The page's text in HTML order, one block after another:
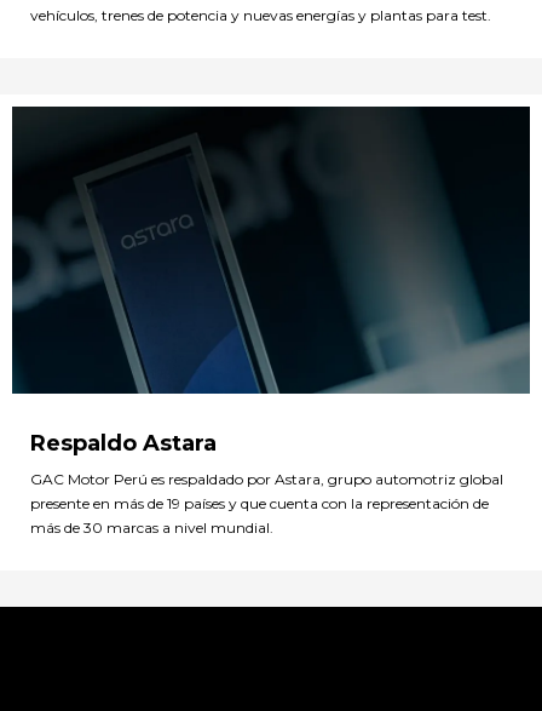
vehículos, trenes de potencia y nuevas energías y plantas para test.
Respaldo Astara
GAC Motor Perú es respaldado por Astara, grupo automotriz global
presente en más de 19 países y que cuenta con la representación de
más de 30 marcas a nivel mundial.